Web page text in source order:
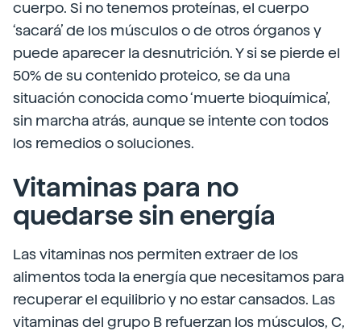
cuerpo. Si no tenemos proteínas, el cuerpo
‘sacará’ de los músculos o de otros órganos y
puede aparecer la desnutrición. Y si se pierde el
50% de su contenido proteico, se da una
situación conocida como ‘muerte bioquímica’,
sin marcha atrás, aunque se intente con todos
los remedios o soluciones.
Vitaminas para no
quedarse sin energía
Las vitaminas nos permiten extraer de los
alimentos toda la energía que necesitamos para
recuperar el equilibrio y no estar cansados. Las
vitaminas del grupo B refuerzan los músculos, C,